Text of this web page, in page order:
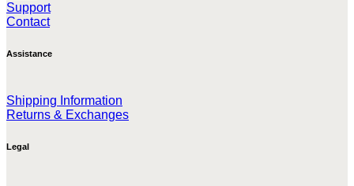
Support
Contact
Assistance
Shipping Information
Returns & Exchanges
Legal